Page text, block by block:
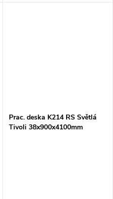
Prac. deska K214 RS Světlá
Tivoli 38x900x4100mm